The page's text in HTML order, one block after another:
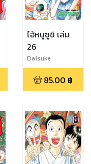
ไอ้หนูซูชิ เล่ม
26
Daisuke
Terasawa
85.00 ฿